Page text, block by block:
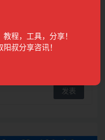
0到1边读书边赚钱，实现
现
1.6K
程，工具，分享！
叔分享咨讯！